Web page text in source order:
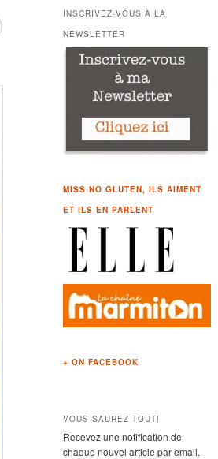
h
r
c
INSCRIVEZ-VOUS À LA
NEWSLETTER
MISS NO GLUTEN, ILS AIMENT
ET ILS EN PARLENT
+ ON FACEBOOK
VOUS SAUREZ TOUT!
Recevez une notification de
chaque nouvel article par email.